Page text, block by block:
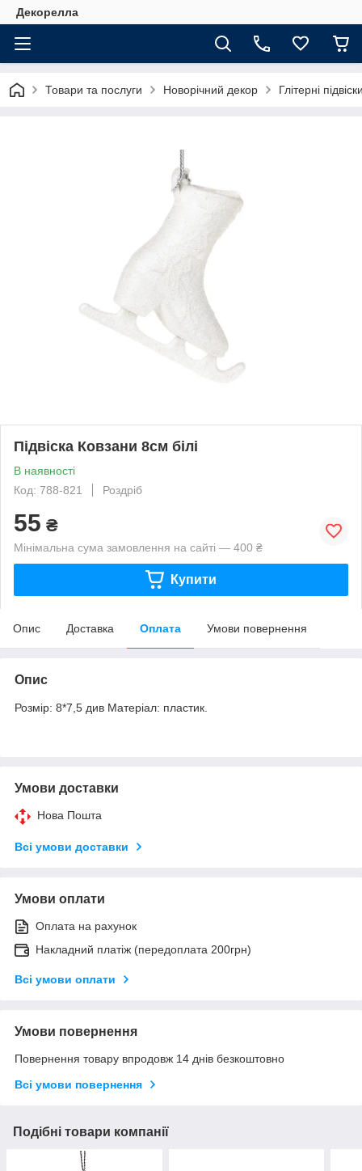
Декорелла
Товари та послуги Новорічний декор Глітерні
Підвіска Ковзани 8см білі
В наявності
Код: 788-821
Роздріб
55 ₴
Мінімальна сума замовлення на сайті — 400 ₴
Купити
Опис Доставка Оплата Умови повернення
Опис
Розмір: 8*7,5 див Матеріал: пластик.
Умови доставки
Нова Пошта
Всі умови доставки
Умови оплати
Оплата на рахунок
Накладний платіж (передоплата 200грн)
Всі умови оплати
Умови повернення
Повернення товару впродовж 14 днів безкоштовно
Всі умови повернення
Подібні товари компанії